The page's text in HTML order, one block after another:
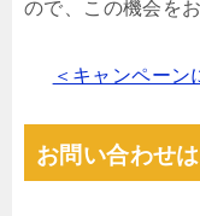
ので、この機会を
＜キャンペーン
お問い合わせ